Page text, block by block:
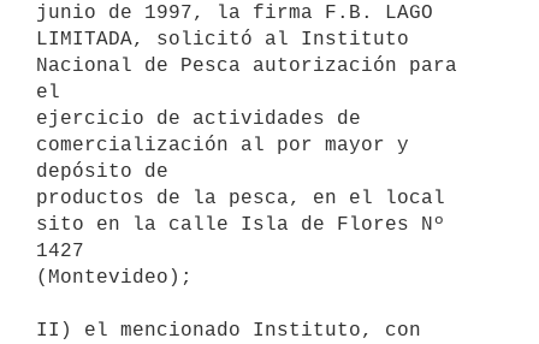
junio de 1997, la firma F.B. LAGO
LIMITADA, solicitó al Instituto
Nacional de Pesca autorización para
el
ejercicio de actividades de
comercialización al por mayor y
depósito de
productos de la pesca, en el local
sito en la calle Isla de Flores Nº
1427
(Montevideo);
II) el mencionado Instituto, con